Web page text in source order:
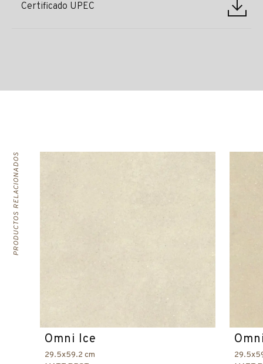
Certificado UPEC
PRODUCTOS RELACIONADOS
Omni Ice
29.5x59.2 cm